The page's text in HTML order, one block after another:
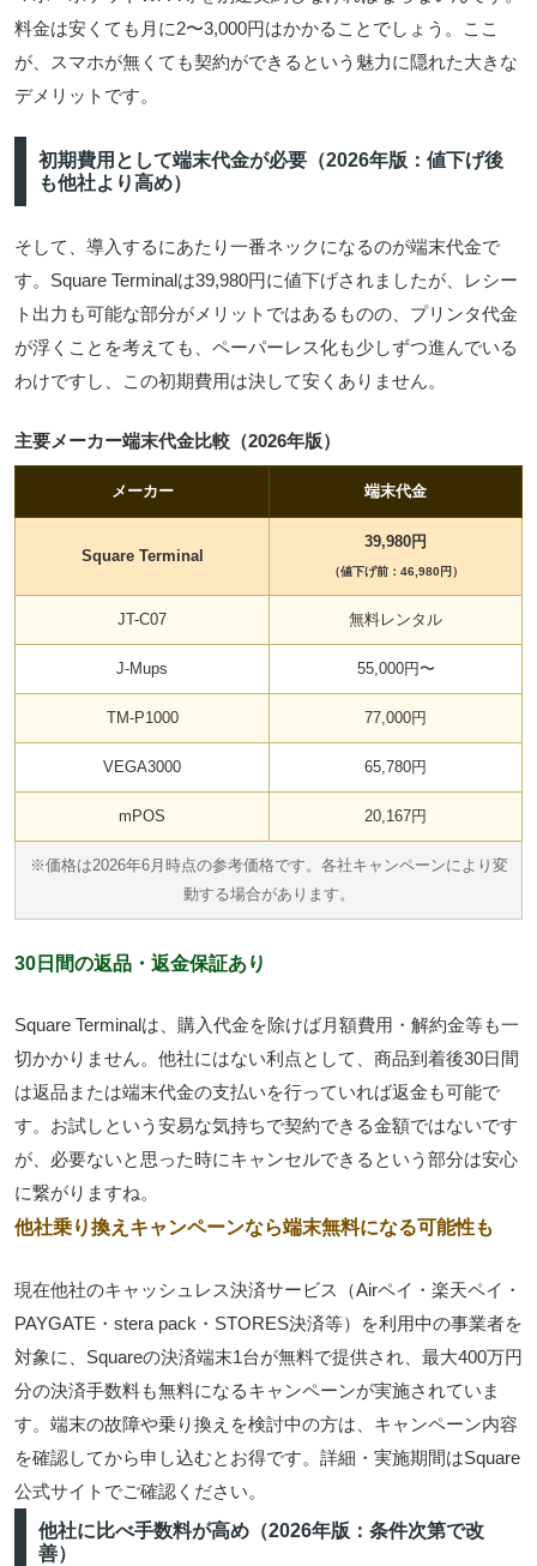
料金は安くても月に2〜3,000円はかかることでしょう。ここ
が、スマホが無くても契約ができるという魅力に隠れた大きな
デメリットです。
初期費用として端末代金が必要（2026年版：値下げ後
も他社より高め）
そして、導入するにあたり一番ネックになるのが端末代金で
す。 Square Terminalは39,980円に値下げされましたが 、レシー
ト出力も可能な部分がメリットではあるものの、プリンタ代金
が浮くことを考えても、ペーパーレス化も少しずつ進んでいる
わけですし、この初期費用は決して安くありません。
主要メーカー端末代金比較（2026年版）
メーカー 端末代金
Square Terminal
39,980円
（値下げ前：46,980円）
JT-C07 無料レンタル
J-Mups 55,000円〜
TM-P1000 77,000円
VEGA3000 65,780円
mPOS 20,167円
※価格は2026年6月時点の参考価格です。各社キャンペーンにより変
動する場合があります。
30日間の返品・返金保証あり
Square Terminalは、購入代金を除けば月額費用・解約金等も一
切かかりません。他社にはない利点として、 商品到着後30日間
は返品または端末代金の支払いを行っていれば返金も可能で
す。お試しという安易な気持ちで契約できる金額ではないです
が、必要ないと思った時にキャンセルできるという部分は安心
に繋がりますね。
他社乗り換えキャンペーンなら端末無料になる可能性も
現在他社のキャッシュレス決済サービス（Airペイ・楽天ペイ・
PAYGATE・stera pack・STORES決済等）を利用中の事業者を
対象に、 Squareの決済端末1台が無料で提供され、最大400万円
分の決済手数料も無料になるキャンペーンが実施されていま
す。端末の故障や乗り換えを検討中の方は、キャンペーン内容
を確認してから申し込むとお得です。詳細・実施期間はSquare
公式サイトでご確認ください。
他社に比べ手数料が高め（2026年版：条件次第で改
善）